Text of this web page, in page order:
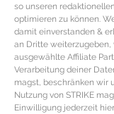
so unseren
optimieren zu können.
damit einverstanden &
an Dritte weiterzugeben,
ausgewählte Affiliate
Verarbeitung deiner
magst, beschränken wir
Nutzung von STRIKE
Einwilligung jederzeit